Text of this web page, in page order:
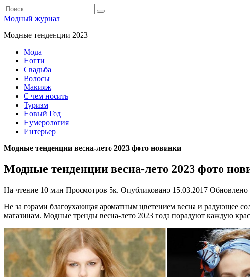
Перейти
к
содержанию
Search
for:
Модный журнал
Модные тенденции 2023
Мода
Ногти
Свадьба
Волосы
Макияж
С чем носить
Туризм
Новый Год
Нумерология
Интерьер
Модные тенденции весна-лето 2023 фото новинки
Модные тенденции весна-лето 2023 фото
На чтение 10 мин Просмотров 5к. Опубликовано 15.03.2017 Обновлено
Не за горами благоухающая ароматным цветением весна и радующее
магазинам. Модные тренды весна-лето 2023 года порадуют каждую